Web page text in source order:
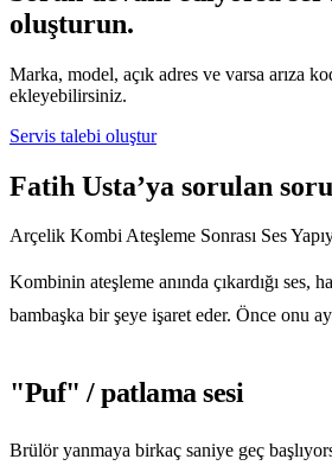
oluşturun.
Marka, model, açık adres ve varsa arıza
ekleyebilirsiniz.
Servis talebi oluştur
Fatih Usta’ya sorulan soru
Arçelik Kombi Ateşleme Sonrası Ses
Kombinin ateşleme anında çıkardığı ses,
bambaşka bir şeye işaret eder. Önce onu
"Puf" / patlama sesi
Brülör yanmaya birkaç saniye geç